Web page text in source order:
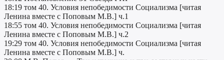
18:19 том 40. Условия непобедимости Социализма [читая
Ленина вместе с Поповым М.В.] ч.1
18:55 том 40. Условия непобедимости Социализма [читая
Ленина вместе с Поповым М.В.] ч.2
19:29 том 40. Условия непобедимости Социализма [читая
Ленина вместе с Поповым М.В.] ч.